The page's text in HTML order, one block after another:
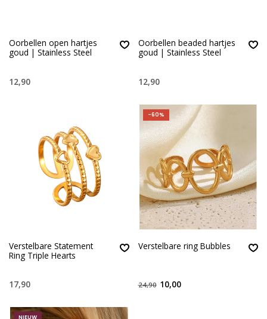
Oorbellen open hartjes
goud | Stainless Steel
12,90
Oorbellen beaded hartjes
goud | Stainless Steel
12,90
Verstelbare Statement
Ring Triple Hearts
17,90
-60%
Verstelbare ring Bubbles
24,90 10,00
NIEUW